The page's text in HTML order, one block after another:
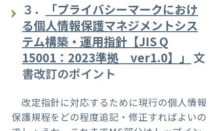
３．
「プライバシーマークにおけ
る個人情報保護マネジメントシス
テム構築・運用指針【JIS Q
15001：2023準拠 ver1.0】」 文
書改訂のポイント
改定指針に対応するために現行の個人情報
保護規程をどの程度追記・修正すればよいの